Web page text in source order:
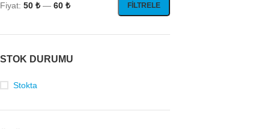
FILTRELE
Fiyat: 50 ₺ — 60 ₺
STOK DURUMU
Stokta